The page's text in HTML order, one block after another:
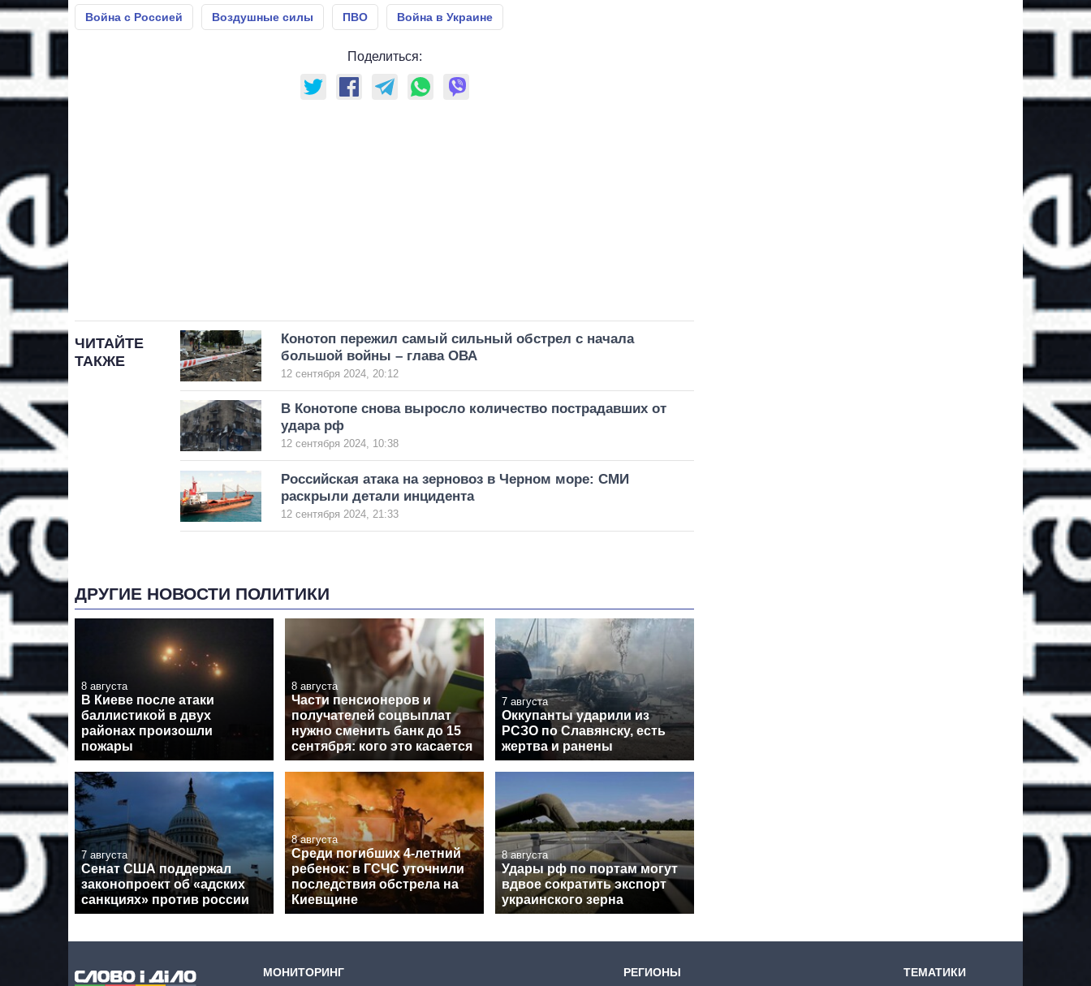
Война с Россией Воздушные силы ПВО Война в Украине
Поделиться:
ЧИТАЙТЕ
ТАКЖЕ
Конотоп пережил самый сильный обстрел с начала
большой войны – глава ОВА
12 сентября 2024, 20:12
В Конотопе снова выросло количество пострадавших от
удара рф
12 сентября 2024, 10:38
Российская атака на зерновоз в Черном море: СМИ
раскрыли детали инцидента
12 сентября 2024, 21:33
ДРУГИЕ НОВОСТИ ПОЛИТИКИ
8 августа
В Киеве после атаки
баллистикой в двух
районах произошли
пожары
8 августа
Части пенсионеров и
получателей соцвыплат
нужно сменить банк до 15
сентября: кого это касается
7 августа
Оккупанты ударили из
РСЗО по Славянску, есть
жертва и ранены
7 августа
Сенат США поддержал
законопроект об «адских
санкциях» против россии
8 августа
Среди погибших 4-летний
ребенок: в ГСЧС уточнили
последствия обстрела на
Киевщине
8 августа
Удары рф по портам могут
вдвое сократить экспорт
украинского зерна
МОНИТОРИНГ РЕГИОНЫ ТЕМАТИКИ